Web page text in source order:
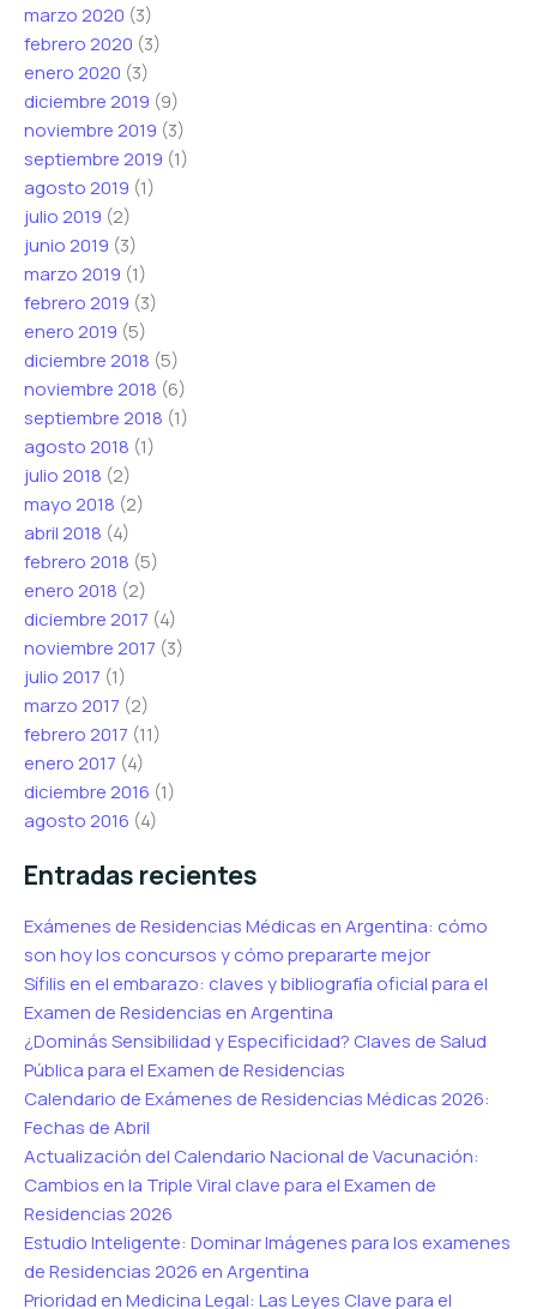
marzo 2020 (3)
febrero 2020 (3)
enero 2020 (3)
diciembre 2019 (9)
noviembre 2019 (3)
septiembre 2019 (1)
agosto 2019 (1)
julio 2019 (2)
junio 2019 (3)
marzo 2019 (1)
febrero 2019 (3)
enero 2019 (5)
diciembre 2018 (5)
noviembre 2018 (6)
septiembre 2018 (1)
agosto 2018 (1)
julio 2018 (2)
mayo 2018 (2)
abril 2018 (4)
febrero 2018 (5)
enero 2018 (2)
diciembre 2017 (4)
noviembre 2017 (3)
julio 2017 (1)
marzo 2017 (2)
febrero 2017 (11)
enero 2017 (4)
diciembre 2016 (1)
agosto 2016 (4)
Entradas recientes
Exámenes de Residencias Médicas en Argentina: cómo
son hoy los concursos y cómo prepararte mejor
Sífilis en el embarazo: claves y bibliografía oficial para el
Examen de Residencias en Argentina
¿Dominás Sensibilidad y Especificidad? Claves de Salud
Pública para el Examen de Residencias
Calendario de Exámenes de Residencias Médicas 2026:
Fechas de Abril
Actualización del Calendario Nacional de Vacunación:
Cambios en la Triple Viral clave para el Examen de
Residencias 2026
Estudio Inteligente: Dominar Imágenes para los examenes
de Residencias 2026 en Argentina
Prioridad en Medicina Legal: Las Leyes Clave para el